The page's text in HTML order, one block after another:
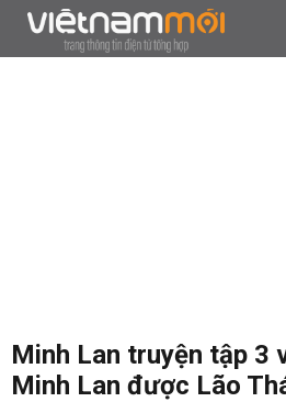
Minh Lan truyện tập 3
Minh Lan được Lão